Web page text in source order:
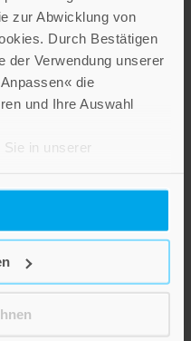
zur Abwicklung von
Durch Bestätigen
der Verwendung unserer
die
und Ihre Auswahl
in unserer